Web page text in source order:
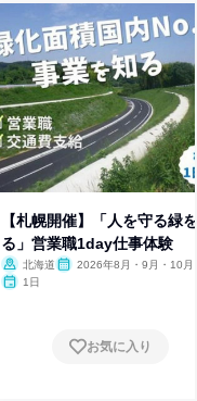
【札幌開催】「人を守る緑
る」営業職1day仕事体験
北海道
2026年8月・9月・10月
1日
お気に入り